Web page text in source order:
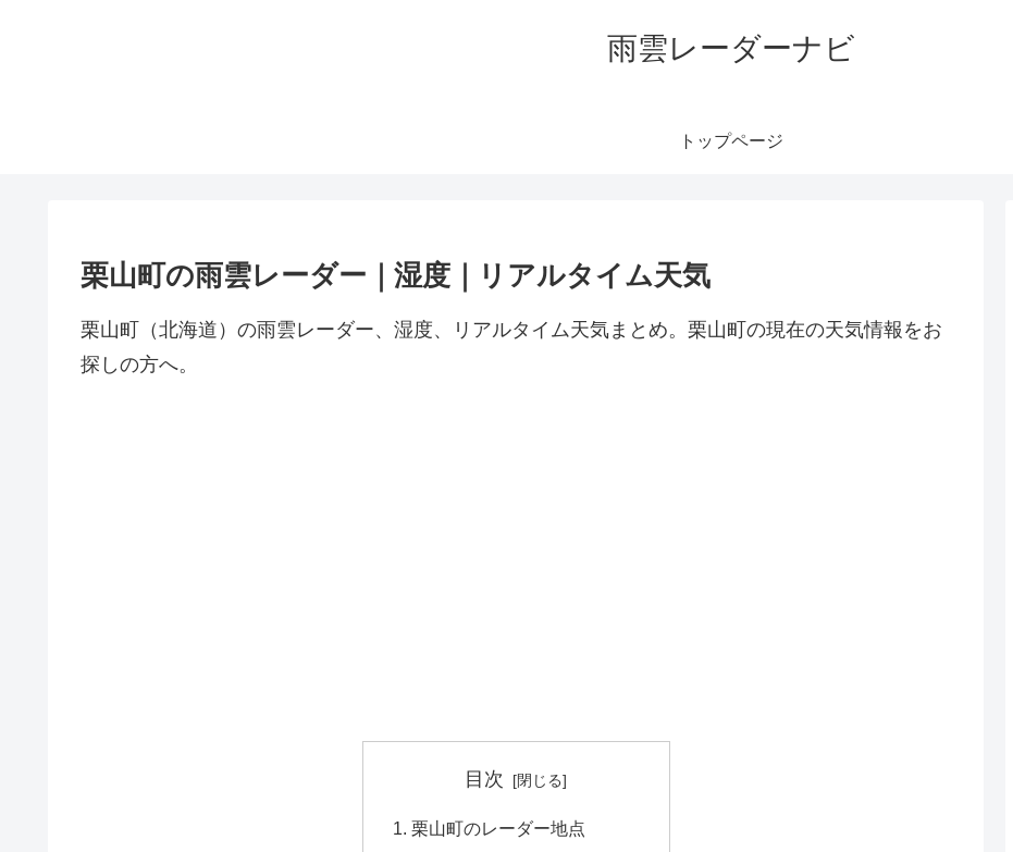
雨雲レーダーナビ
トップページ
栗山町の雨雲レーダー｜湿度｜リアルタイム天気
栗山町（北海道）の雨雲レーダー、湿度、リアルタイム天気まとめ。栗山町の現在の天気情報をお
探しの方へ。
目次
栗山町のレーダー地点